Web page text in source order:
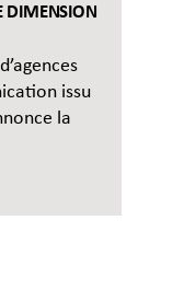
DIMENSION
issu
la